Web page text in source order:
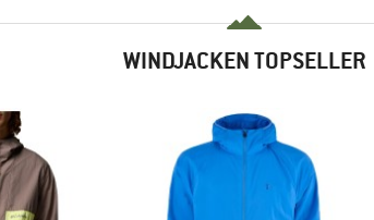
WINDJACKEN TOPSELLER